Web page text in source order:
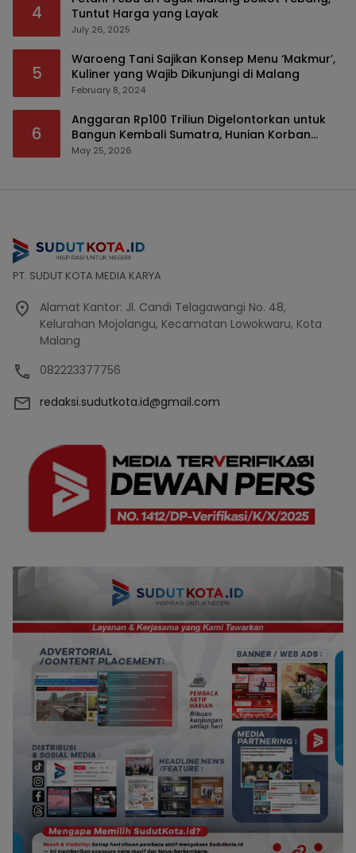
4
Tuntut Harga yang Layak
July 26, 2025
5
Waroeng Tani Sajikan Konsep Menu ‘Makmur’,
Kuliner yang Wajib Dikunjungi di Malang
February 8, 2024
6
Anggaran Rp100 Triliun Digelontorkan untuk
Bangun Kembali Sumatra, Hunian Korban
Bencana Bakal Difokuskan
May 25, 2026
PT. SUDUT KOTA MEDIA KARYA
Alamat Kantor: Jl. Candi Telagawangi No. 48,
Kelurahan Mojolangu, Kecamatan Lowokwaru, Kota
Malang
082223377756
redaksi.sudutkota.id@gmail.com